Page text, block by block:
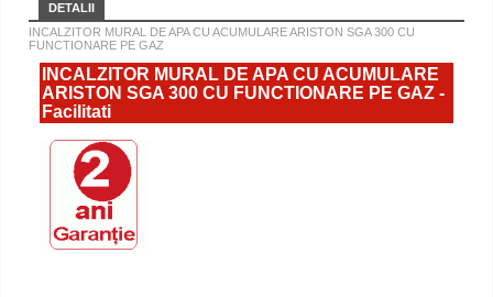
DETALII
INCALZITOR MURAL DE APA CU ACUMULARE ARISTON SGA 300 CU
FUNCTIONARE PE GAZ
INCALZITOR MURAL DE APA CU ACUMULARE
ARISTON SGA 300 CU FUNCTIONARE PE GAZ -
Facilitati